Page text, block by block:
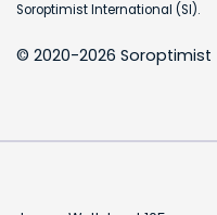
Soroptimist International (SI).
© 2020-2026 Soroptimist